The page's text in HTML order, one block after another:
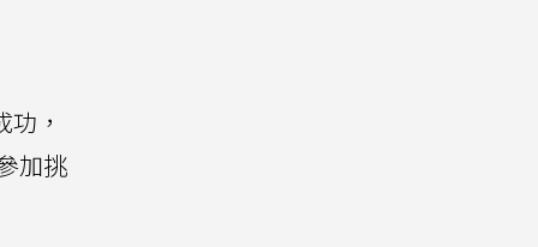
，
加挑